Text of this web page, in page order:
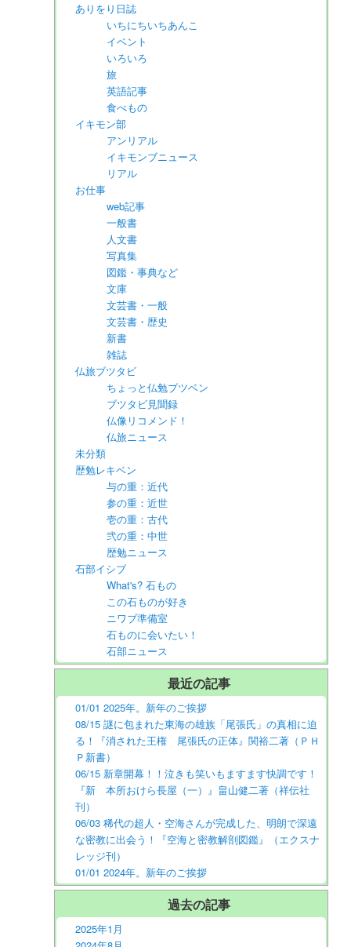
ありをり日誌
いちにちいちあんこ
イベント
いろいろ
旅
英語記事
食べもの
イキモン部
アンリアル
イキモンブニュース
リアル
お仕事
web記事
一般書
人文書
写真集
図鑑・事典など
文庫
文芸書・一般
文芸書・歴史
新書
雑誌
仏旅ブツタビ
ちょっと仏勉ブツベン
ブツタビ見聞録
仏像リコメンド！
仏旅ニュース
未分類
歴勉レキベン
与の重：近代
参の重：近世
壱の重：古代
弐の重：中世
歴勉ニュース
石部イシブ
What's? 石もの
この石ものが好き
ニワブ準備室
石ものに会いたい！
石部ニュース
最近の記事
01/01 2025年。新年のご挨拶
08/15 謎に包まれた東海の雄族「尾張氏」の真相に迫
る！『消された王権 尾張氏の正体』関裕二著（ＰＨ
Ｐ新書）
06/15 新章開幕！！泣きも笑いもますます快調です！
『新 本所おけら長屋（一）』畠山健二著（祥伝社
刊）
06/03 稀代の超人・空海さんが完成した、明朗で深遠
な密教に出会う！『空海と密教解剖図鑑』（エクスナ
レッジ刊）
01/01 2024年。新年のご挨拶
過去の記事
2025年1月